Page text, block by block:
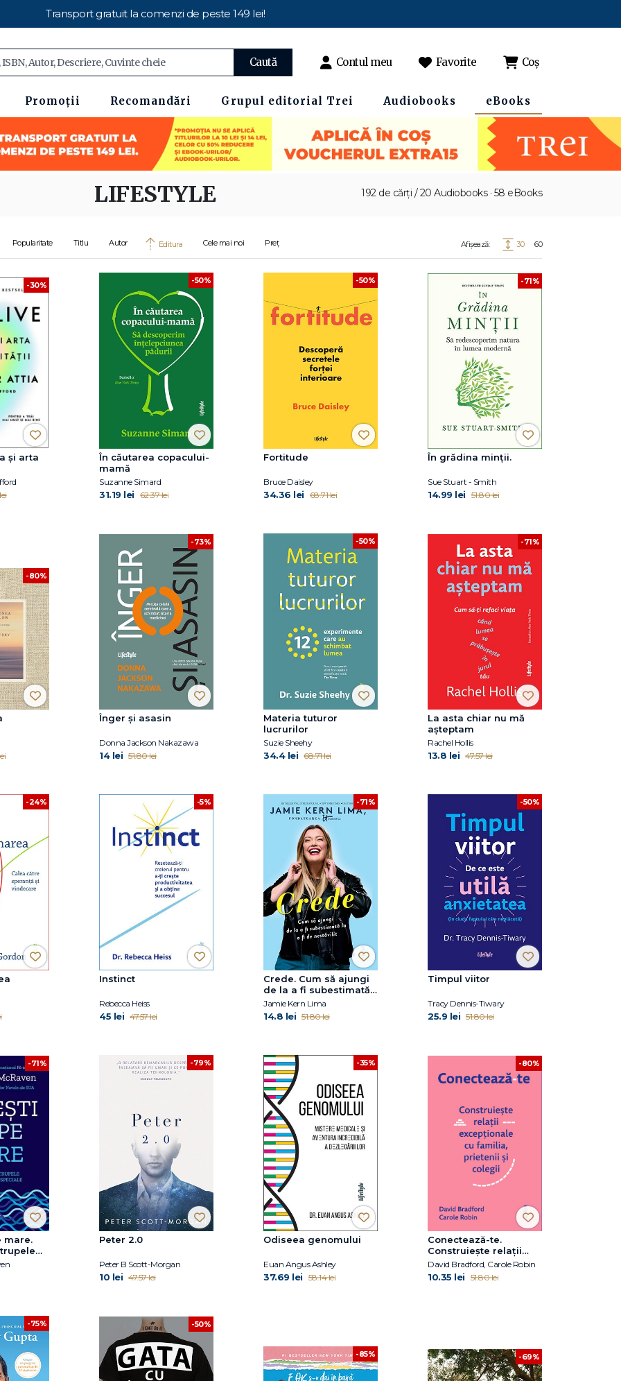
Transport gratuit la comenzi de peste 149 lei!
Caută Contul meu Favorite Coș
Promoții Recomandări Grupul editorial Trei Audiobooks eBooks
192 de cărți / 20 Audiobooks · 58 eBooks
LIFESTYLE
Popularitate Titlu Autor Editura Cele mai noi Preț Afișează: 30 60
-30%
și arta
-50%
În căutarea copacului-
mamă
Suzanne Simard
31.19 lei 62.37 lei
-50%
Fortitude
Bruce Daisley
34.36 lei 68.71 lei
-71%
În grădina minții.
Sue Stuart - Smith
14.99 lei 51.80 lei
-80%
-73%
Înger și asasin
Donna Jackson Nakazawa
14 lei 51.80 lei
-50%
Materia tuturor
lucrurilor
Suzie Sheehy
34.4 lei 68.71 lei
-71%
La asta chiar nu mă
așteptam
Rachel Hollis
13.8 lei 47.57 lei
-24% -5%
Instinct
Rebecca Heiss
45 lei 47.57 lei
-71%
Crede. Cum să ajungi
de la a fi subestimată
la a fi de nestăvilit
Jamie Kern Lima
14.8 lei 51.80 lei
-50%
Timpul viitor
Tracy Dennis-Tiwary
25.9 lei 51.80 lei
-71%
mare.
-79%
Peter 2.0
Peter B Scott-Morgan
10 lei 47.57 lei
-35%
Odiseea genomului
Euan Angus Ashley
37.69 lei 58.14 lei
-80%
Conectează-te.
Construiește relații
excepționale cu
familia, prietenii și
colegii
David Bradford, Carole Robin
10.35 lei 51.80 lei
-75% -50%
-85% -69%